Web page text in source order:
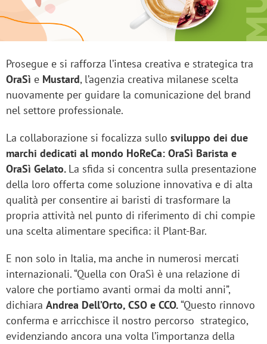
Prosegue e si rafforza l’intesa creativa e strategica tra
OraSì e Mustard, l’agenzia creativa milanese scelta
nuovamente per guidare la comunicazione del brand
nel settore professionale.
La collaborazione si focalizza sullo sviluppo dei due
marchi dedicati al mondo HoReCa: OraSì Barista e
OraSì Gelato. La sfida si concentra sulla presentazione
della loro offerta come soluzione innovativa e di alta
qualità per consentire ai baristi di trasformare la
propria attività nel punto di riferimento di chi compie
una scelta alimentare specifica: il Plant-Bar.
E non solo in Italia, ma anche in numerosi mercati
internazionali. “Quella con OraSì è una relazione di
valore che portiamo avanti ormai da molti anni”,
dichiara Andrea Dell’Orto, CSO e CCO.“Questo rinnovo
conferma e arricchisce il nostro percorso strategico,
evidenziando ancora una volta l’importanza della